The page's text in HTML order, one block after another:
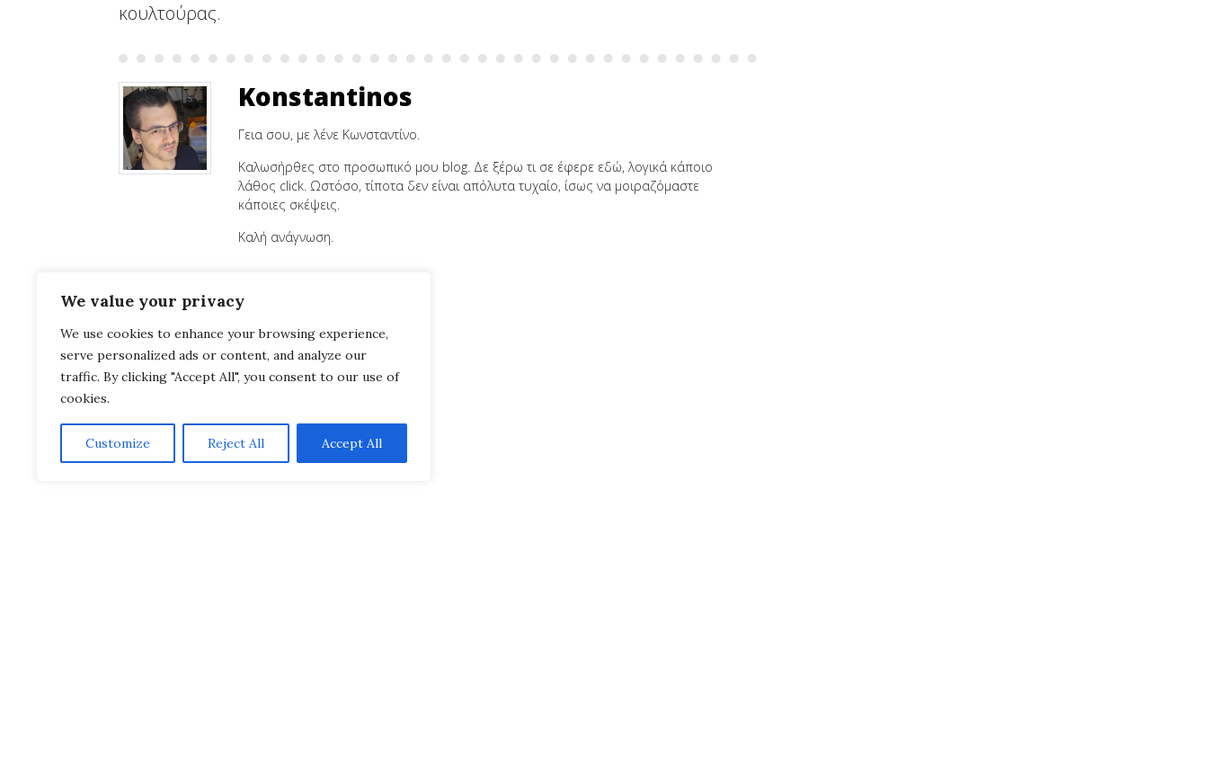
We value your privacy
We use cookies to enhance your browsing experience,
serve personalized ads or content, and analyze our
traffic. By clicking "Accept All", you consent to our use of
cookies.
Customize Reject All Accept All
κουλτούρας.
Konstantinos
Γεια σου, με λένε Κωνσταντίνο.
Καλωσήρθες στο προσωπικό μου blog. Δε ξέρω τι σε έφερε εδώ, λογικά κάποιο
λάθος click. Ωστόσο, τίποτα δεν είναι απόλυτα τυχαίο, ίσως να μοιραζόμαστε
κάποιες σκέψεις.
Καλή ανάγνωση.